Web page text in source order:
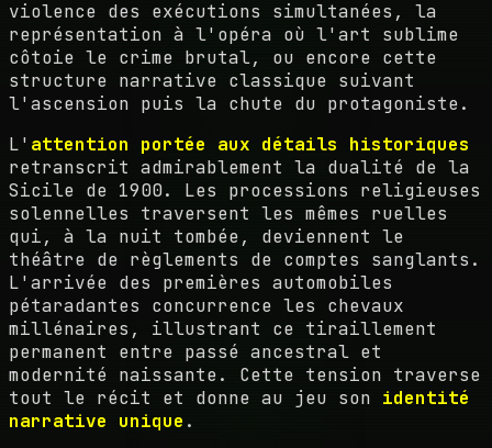
violence des exécutions simultanées, la
représentation à l'opéra où l'art sublime
côtoie le crime brutal, ou encore cette
structure narrative classique suivant
l'ascension puis la chute du protagoniste.
L' attention portée aux détails historiques
retranscrit admirablement la dualité de la
Sicile de 1900. Les processions religieuses
solennelles traversent les mêmes ruelles
qui, à la nuit tombée, deviennent le
théâtre de règlements de comptes sanglants.
L'arrivée des premières automobiles
pétaradantes concurrence les chevaux
millénaires, illustrant ce tiraillement
permanent entre passé ancestral et
modernité naissante. Cette tension traverse
tout le récit et donne au jeu son identité
narrative unique .